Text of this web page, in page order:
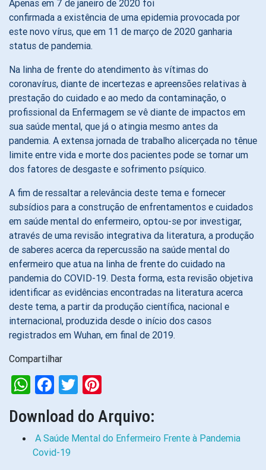
Apenas em 7 de janeiro de 2020 foi
confirmada a existência de uma epidemia provocada por
este novo vírus, que em 11 de março de 2020 ganharia
status de pandemia.
Na linha de frente do atendimento às vítimas do
coronavírus, diante de incertezas e apreensões relativas à
prestação do cuidado e ao medo da contaminação, o
profissional da Enfermagem se vê diante de impactos em
sua saúde mental, que já o atingia mesmo antes da
pandemia. A extensa jornada de trabalho alicerçada no tênue
limite entre vida e morte dos pacientes pode se tornar um
dos fatores de desgaste e sofrimento psíquico.
A fim de ressaltar a relevância deste tema e fornecer
subsídios para a construção de enfrentamentos e cuidados
em saúde mental do enfermeiro, optou-se por investigar,
através de uma revisão integrativa da literatura, a produção
de saberes acerca da repercussão na saúde mental do
enfermeiro que atua na linha de frente do cuidado na
pandemia do COVID-19. Desta forma, esta revisão objetiva
identificar as evidências encontradas na literatura acerca
deste tema, a partir da produção científica, nacional e
internacional, produzida desde o início dos casos
registrados em Wuhan, em final de 2019.
Compartilhar
WhatsApp
Facebook
Twitter
Download do Arquivo:
A Saúde Mental do Enfermeiro Frente à Pandemia
Covid-19